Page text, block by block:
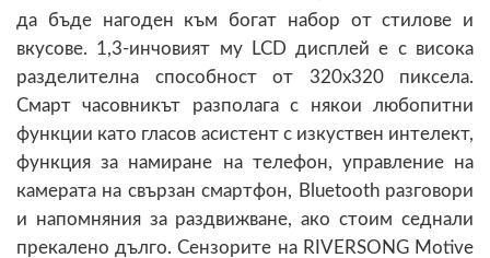
да бъде нагоден към богат набор от стилове и
вкусове. 1,3-инчовият му LCD дисплей е с висока
разделителна способност от 320х320 пиксела.
Смарт часовникът разполага с някои любопитни
функции като гласов асистент с изкуствен интелект,
функция за намиране на телефон, управление на
камерата на свързан смартфон, Bluetooth разговори
и напомняния за раздвижване, ако стоим седнали
прекалено дълго. Сензорите на RIVERSONG Motive